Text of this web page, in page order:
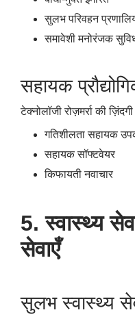
सुलभ परिवहन
समावेशी मनोरंजक
सहायक
टेक्नोलॉजी रोज़मर्रा की
गतिशीलता सहायक
सहायक सॉफ्टवेयर
किफायती नवाचार
5. स्वास्थ्य
सेवाएँ
सुलभ स्वास्थ्य